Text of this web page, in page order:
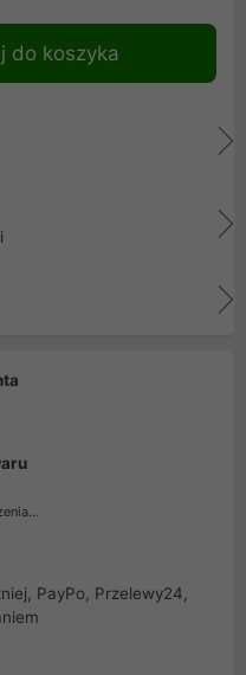
do koszyka
PayPo, Przelewy24,